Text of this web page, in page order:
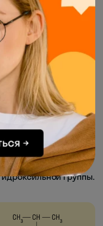
характерна
входит четыре
группы.